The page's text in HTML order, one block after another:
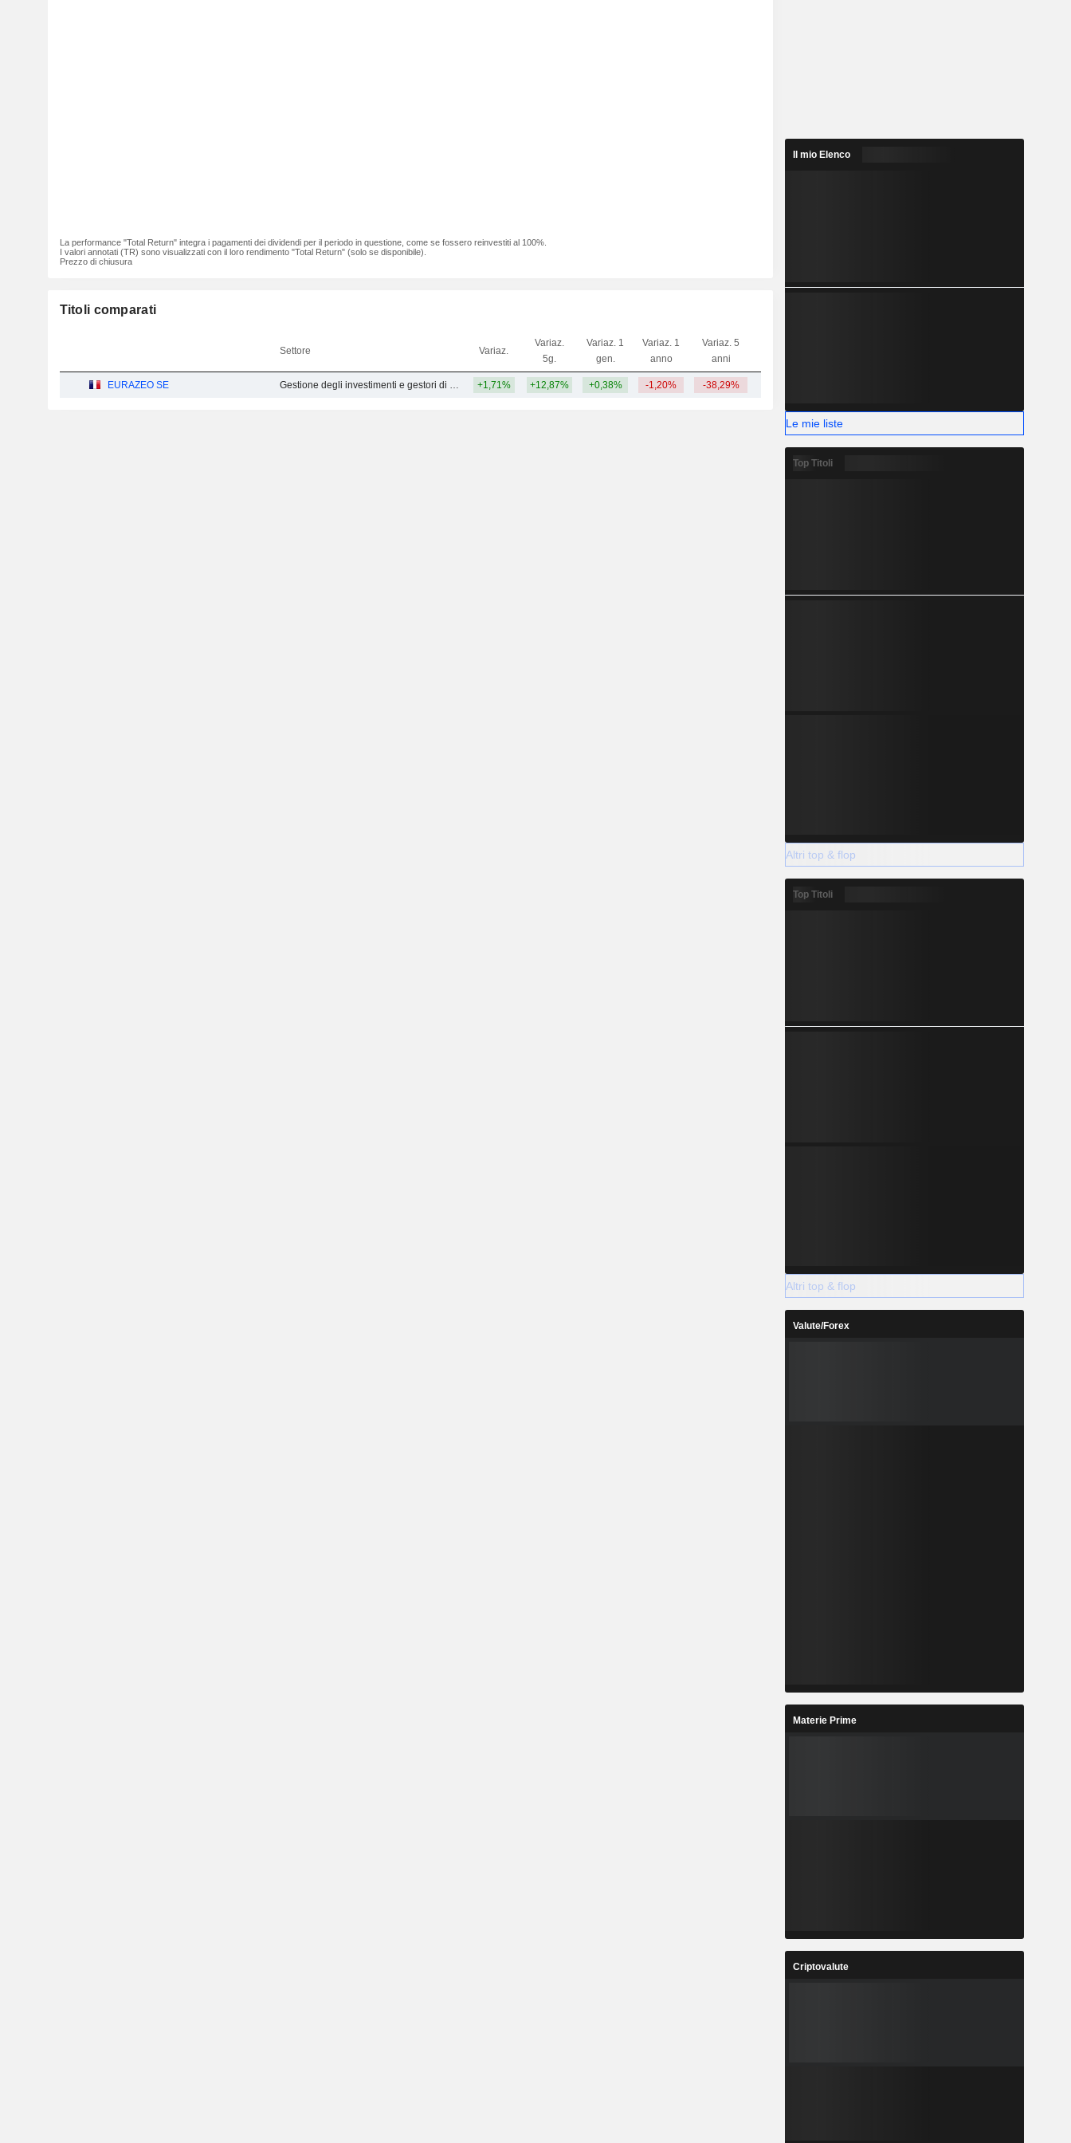
La performance "Total Return" integra i pagamenti dei dividendi per il periodo in questione, come se fossero reinvestiti al 100%.
I valori annotati (TR) sono visualizzati con il loro rendimento "Total Return" (solo se disponibile).
Prezzo di chiusura
Titoli comparati
Settore Variaz.
Variaz.
5g.
Variaz. 1
gen.
Variaz. 1
anno
Variaz. 5
anni
EURAZEO SE Gestione degli investimenti e gestori di fondi - Altri +1,71% +12,87% +0,38% -1,20% -38,29%
Il mio Elenco
Le mie liste
Top Titoli
Altri top & flop
Top Titoli
Altri top & flop
Valute/Forex
Materie Prime
Criptovalute